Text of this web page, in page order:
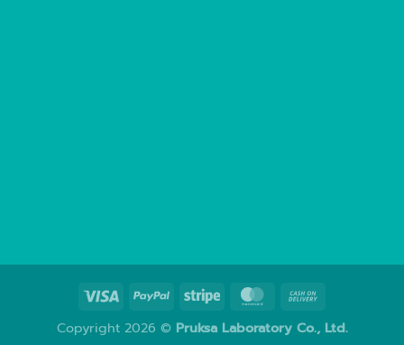
Copyright 2026 © Pruksa Laboratory Co., Ltd.